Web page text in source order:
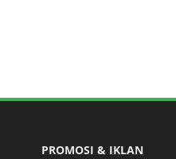
PROMOSI & IKLAN